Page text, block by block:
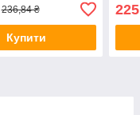
236,84 ₴
Купити
225